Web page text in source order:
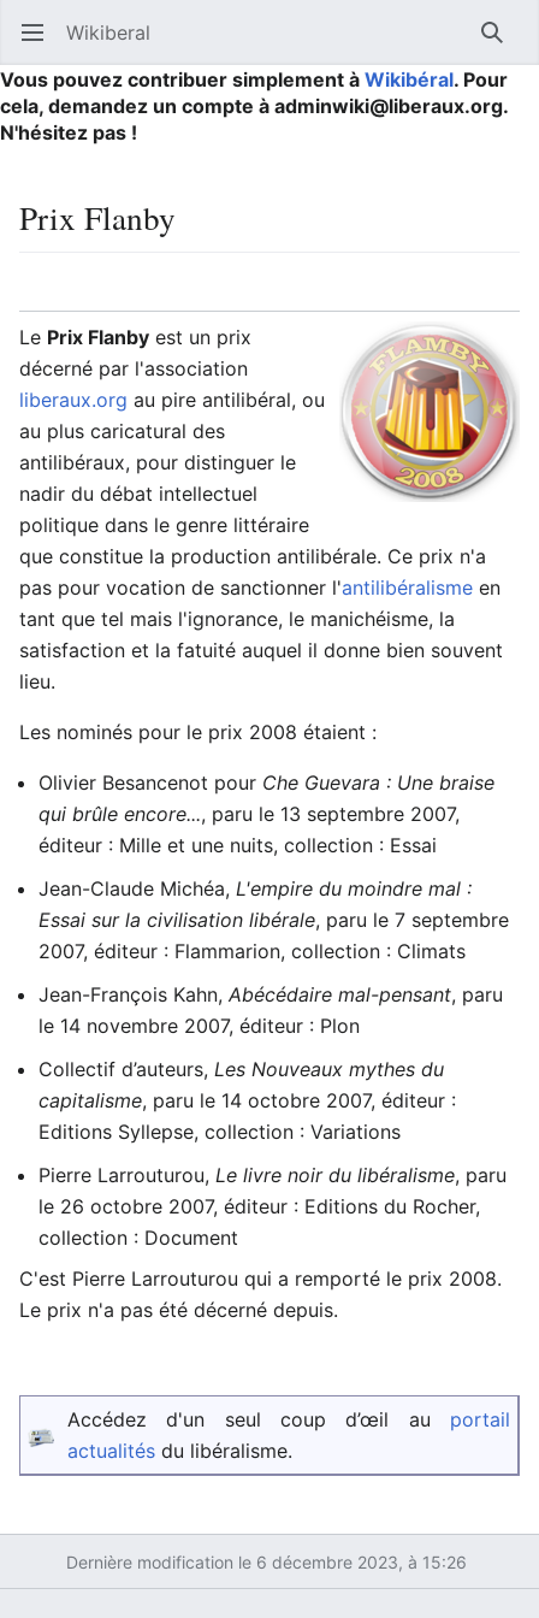
Ouvrir le menu principal Wikiberal
Vous pouvez contribuer simplement à Wikibéral. Pour
cela, demandez un compte à adminwiki@liberaux.org.
N'hésitez pas !
Prix Flanby
Le Prix Flanby est un prix
décerné par l'association
liberaux.org au pire antilibéral, ou
au plus caricatural des
antilibéraux, pour distinguer le
nadir du débat intellectuel
politique dans le genre littéraire
que constitue la production antilibérale. Ce prix n'a
pas pour vocation de sanctionner l'antilibéralisme en
tant que tel mais l'ignorance, le manichéisme, la
satisfaction et la fatuité auquel il donne bien souvent
lieu.
Les nominés pour le prix 2008 étaient :
Olivier Besancenot pour Che Guevara : Une braise
qui brûle encore..., paru le 13 septembre 2007,
éditeur : Mille et une nuits, collection : Essai
Jean-Claude Michéa, L'empire du moindre mal :
Essai sur la civilisation libérale, paru le 7 septembre
2007, éditeur : Flammarion, collection : Climats
Jean-François Kahn, Abécédaire mal-pensant, paru
le 14 novembre 2007, éditeur : Plon
Collectif d’auteurs, Les Nouveaux mythes du
capitalisme, paru le 14 octobre 2007, éditeur :
Editions Syllepse, collection : Variations
Pierre Larrouturou, Le livre noir du libéralisme, paru
le 26 octobre 2007, éditeur : Editions du Rocher,
collection : Document
C'est Pierre Larrouturou qui a remporté le prix 2008.
Le prix n'a pas été décerné depuis.
Accédez d'un seul coup d’œil au portail
actualités du libéralisme.
Dernière modification le 6 décembre 2023, à 15:26